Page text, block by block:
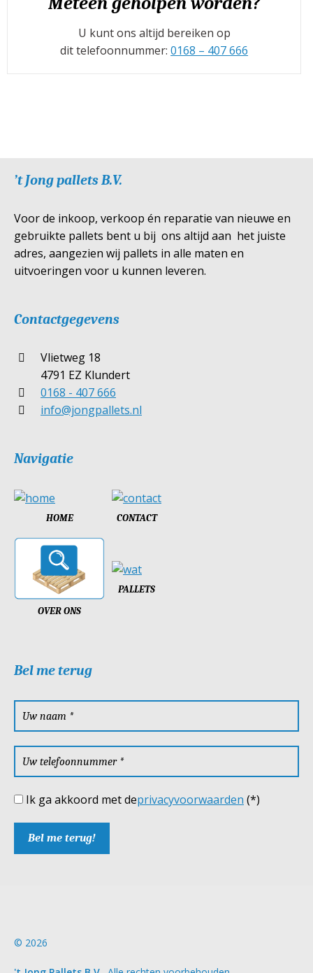
U kunt ons altijd bereiken op
dit telefoonnummer:0168 – 407 666
’t Jong pallets B.V.
Voor de inkoop, verkoop én reparatie van nieuwe en
gebruikte pallets bent u bij ons altijd aan het juiste
adres, aangezien wij pallets in alle maten en
uitvoeringen voor u kunnen leveren.
Contactgegevens
Vlietweg 18
4791 EZ Klundert
0168 - 407 666
info@jongpallets.nl
Navigatie
HOME CONTACT
OVER ONS
PALLETS
Bel me terug
Ik ga akkoord met deprivacyvoorwaarden (*)
© 2026